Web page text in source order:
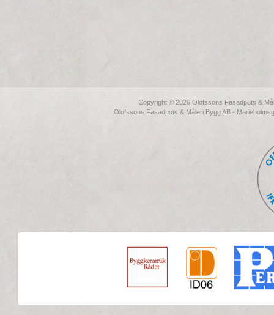
Copyright © 2026 Olofssons Fasadputs &
Olofssons Fasadputs & Måleri Bygg AB -